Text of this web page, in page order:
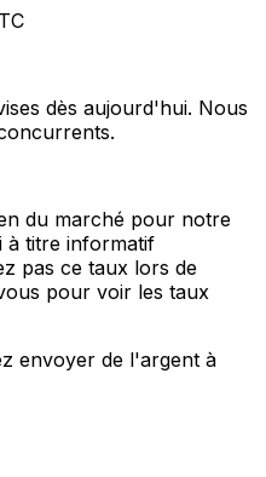
dès aujourd'hui. Nous
du marché pour notre
à titre informatif
pas ce taux lors de
pour voir les taux
envoyer de l'argent à